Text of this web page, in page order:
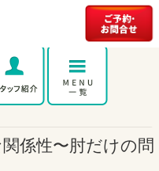
係性〜肘だけの問